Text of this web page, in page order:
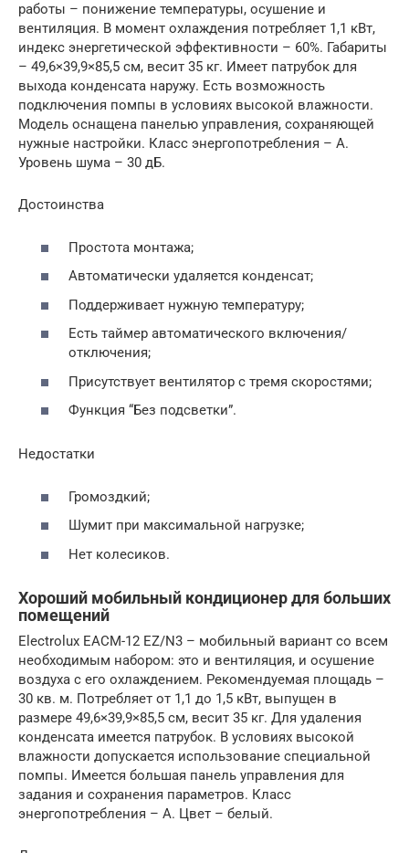
работы – понижение температуры, осушение и
вентиляция. В момент охлаждения потребляет 1,1 кВт,
индекс энергетической эффективности – 60%. Габариты
– 49,6×39,9×85,5 см, весит 35 кг. Имеет патрубок для
выхода конденсата наружу. Есть возможность
подключения помпы в условиях высокой влажности.
Модель оснащена панелью управления, сохраняющей
нужные настройки. Класс энергопотребления – A.
Уровень шума – 30 дБ.
Достоинства
Простота монтажа;
Автоматически удаляется конденсат;
Поддерживает нужную температуру;
Есть таймер автоматического включения/
отключения;
Присутствует вентилятор с тремя скоростями;
Функция “Без подсветки”.
Недостатки
Громоздкий;
Шумит при максимальной нагрузке;
Нет колесиков.
Хороший мобильный кондиционер для больших
помещений
Electrolux EACM-12 EZ/N3 – мобильный вариант со всем
необходимым набором: это и вентиляция, и осушение
воздуха с его охлаждением. Рекомендуемая площадь –
30 кв. м. Потребляет от 1,1 до 1,5 кВт, выпущен в
размере 49,6×39,9×85,5 см, весит 35 кг. Для удаления
конденсата имеется патрубок. В условиях высокой
влажности допускается использование специальной
помпы. Имеется большая панель управления для
задания и сохранения параметров. Класс
энергопотребления – A. Цвет – белый.